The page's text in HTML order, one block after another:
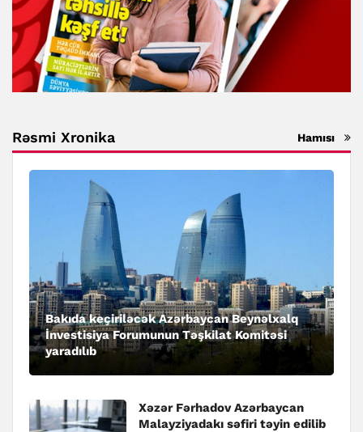
Rəsmi Xronika Hamısı
Bakıda keçiriləcək Azərbaycan Beynəlxalq
İnvestisiya Forumunun Təşkilat Komitəsi
yaradılıb
Xəzər Fərhadov Azərbaycan
Malayziyadakı səfiri təyin edilib